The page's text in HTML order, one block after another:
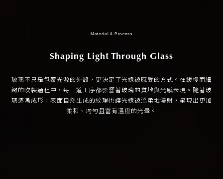
Material & Process
Shaping Light Through Glass
玻璃不只是包覆光源的外殼，更決定了光線被感受的方式。在緩慢而細
緻的吹製過程中，每一道工序都影響著玻璃的質地與光感表現。隨著玻
璃逐漸成形，表面自然生成的紋理也讓光線被溫柔地漫射，呈現出更加
柔和、均勻且富有溫度的光暈。